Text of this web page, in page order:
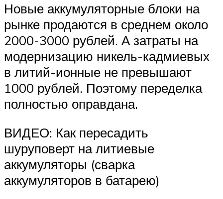
Новые аккумуляторные блоки на
рынке продаются в среднем около
2000-3000 рублей. А затраты на
модернизацию никель-кадмиевых
в литий-ионные не превышают
1000 рублей. Поэтому переделка
полностью оправдана.
ВИДЕО: Как пересадить
шуруповерт на литиевые
аккумуляторы (сварка
аккумуляторов в батарею)